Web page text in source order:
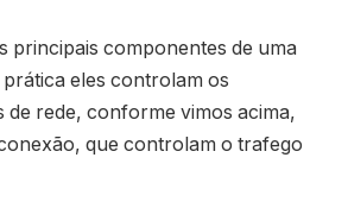
principais componentes de uma
eles controlam os
de rede, conforme vimos acima,
que controlam o trafego